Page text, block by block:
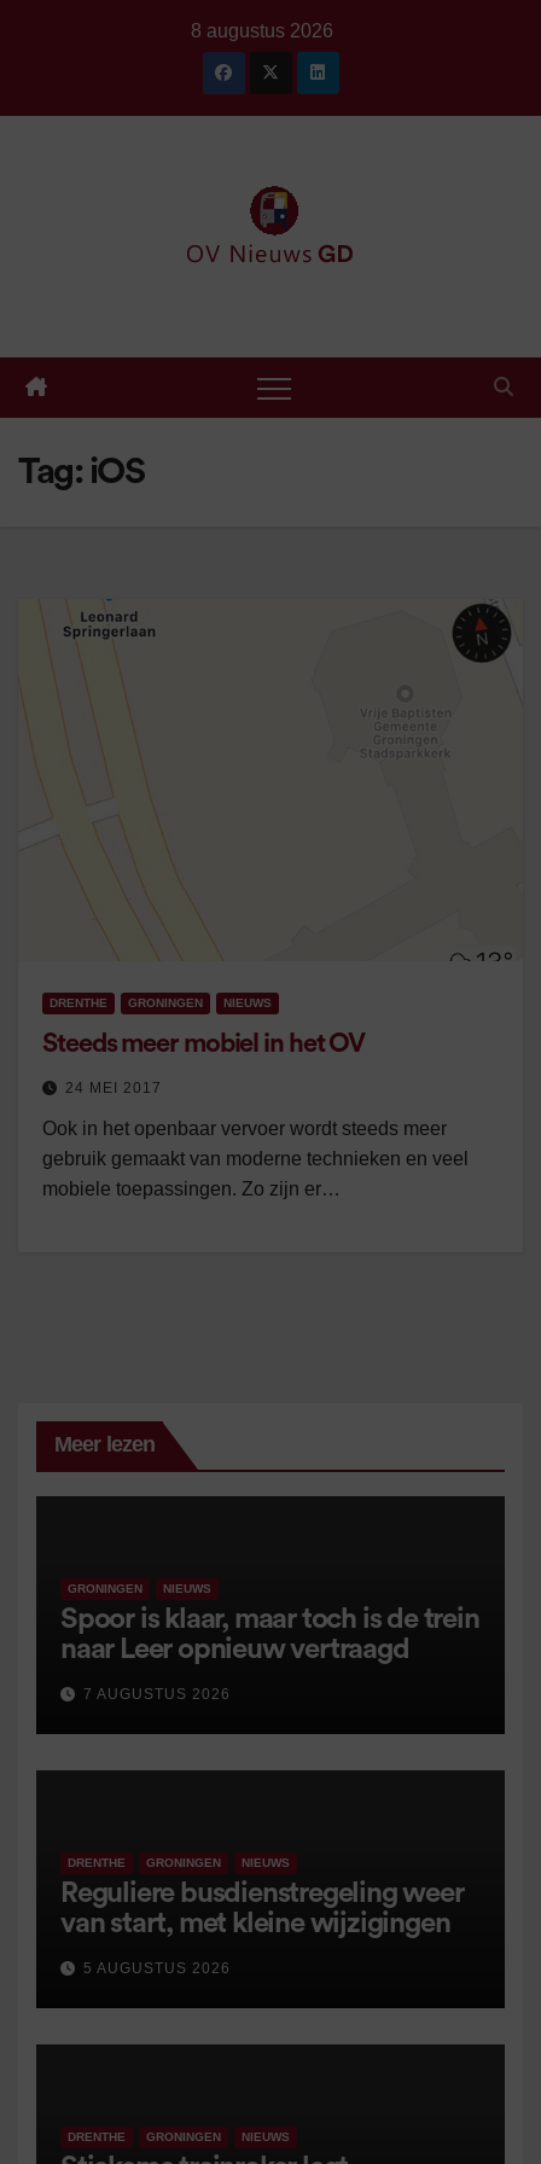
8 augustus 2026
Tag: iOS
DRENTHE GRONINGEN NIEUWS
Steeds meer mobiel in het OV
24 MEI 2017
Ook in het openbaar vervoer wordt steeds meer
gebruik gemaakt van moderne technieken en veel
mobiele toepassingen. Zo zijn er…
Meer lezen
GRONINGEN NIEUWS
Spoor is klaar, maar toch is de trein
naar Leer opnieuw vertraagd
7 AUGUSTUS 2026
DRENTHE GRONINGEN NIEUWS
Reguliere busdienstregeling weer
van start, met kleine wijzigingen
5 AUGUSTUS 2026
DRENTHE GRONINGEN NIEUWS